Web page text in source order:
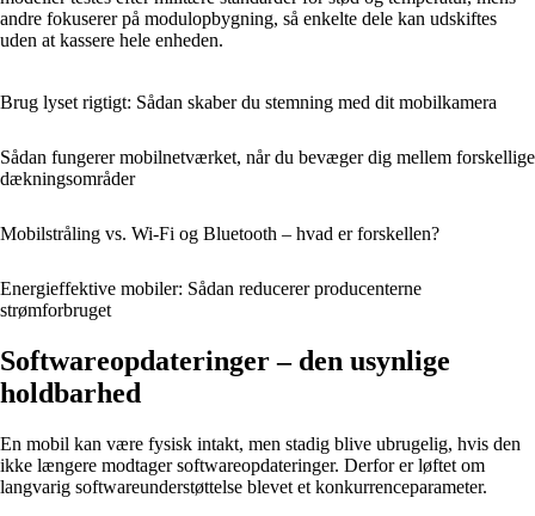
andre fokuserer på modulopbygning, så enkelte dele kan udskiftes
uden at kassere hele enheden.
Brug lyset rigtigt: Sådan skaber du stemning med dit mobilkamera
Sådan fungerer mobilnetværket, når du bevæger dig mellem forskellige
dækningsområder
Mobilstråling vs. Wi-Fi og Bluetooth – hvad er forskellen?
Energieffektive mobiler: Sådan reducerer producenterne
strømforbruget
Softwareopdateringer – den usynlige
holdbarhed
En mobil kan være fysisk intakt, men stadig blive ubrugelig, hvis den
ikke længere modtager softwareopdateringer. Derfor er løftet om
langvarig softwareunderstøttelse blevet et konkurrenceparameter.